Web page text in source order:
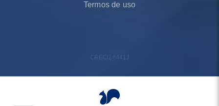
Termos de uso
CRECI 26441J